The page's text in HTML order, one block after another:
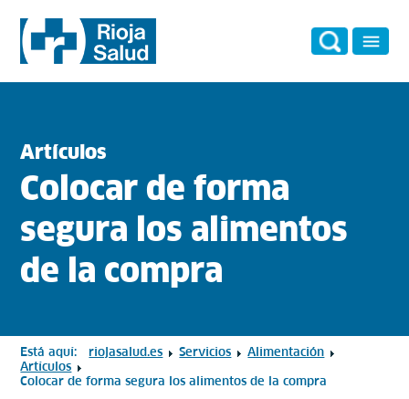
Artículos
Colocar de forma
segura los alimentos
de la compra
Está aquí: riojasalud.es Servicios
Alimentación
Artículos
Colocar de forma segura los alimentos de la compra